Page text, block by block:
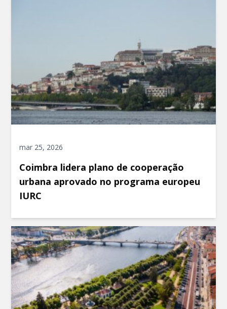
mar 25, 2026
Coimbra lidera plano de cooperação
urbana aprovado no programa europeu
IURC